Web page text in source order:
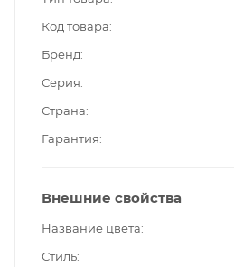
Код товара
Бренд
Серия
Страна
Гарантия
Внешние свойства
Название цвета
Стиль